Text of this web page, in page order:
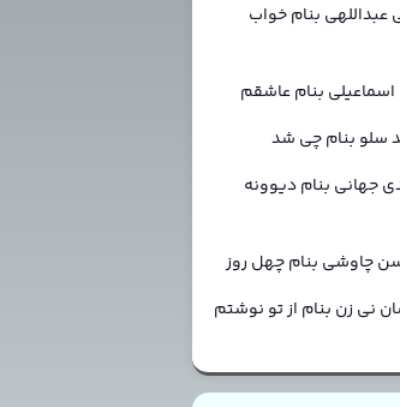
عبداللهی بنام خواب
بنام عاشقم
سلو بنام چی شد
جهانی بنام دیوونه
چاوشی بنام چهل روز
نی زن بنام از تو نوشتم